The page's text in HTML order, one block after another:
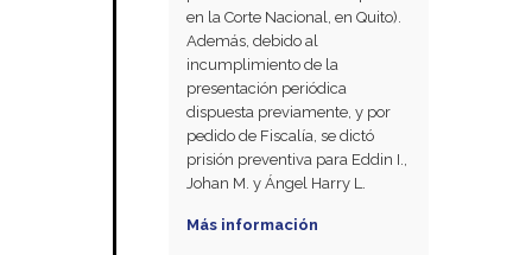
en la Corte Nacional, en Quito).
Además, debido al
incumplimiento de la
presentación periódica
dispuesta previamente, y por
pedido de Fiscalía, se dictó
prisión preventiva para Eddin I.,
Johan M. y Ángel Harry L.
Más información